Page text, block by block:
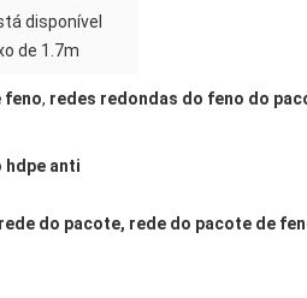
disponível
de 1.7m
feno, redes redondas do feno do
hdpe anti
do pacote, rede do pacote de